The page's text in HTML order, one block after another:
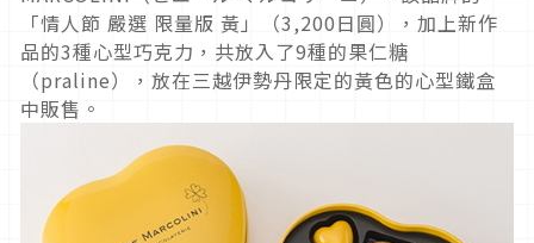
「情人節 嚴選 限量版 黃」（3,200日圓），加上新作
品的3種心型巧克力，共放入了9種的果仁糖
（praline），放在三越伊勢丹限定的黃色的心型鐵盒
中販售。